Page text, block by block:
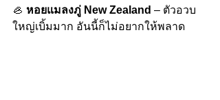
🦪 หอยแมลงภู่ New Zealand – ตัวอวบ
ใหญ่เบิ้มมาก อันนี้ก็ไม่อยากให้พลาด